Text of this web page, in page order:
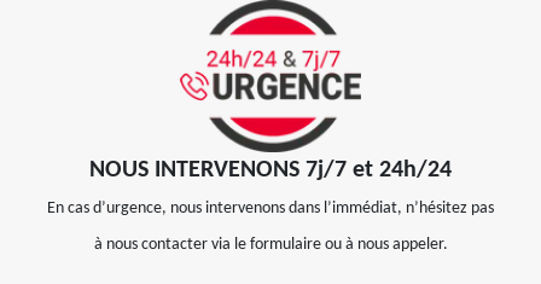
NOUS INTERVENONS 7j/7 et 24h/24
En cas d’urgence, nous intervenons dans l’immédiat, n’hésitez pas
à nous contacter via le formulaire ou à nous appeler.